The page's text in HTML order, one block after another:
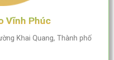
Vĩnh Phúc
Khai Quang, Thành phố